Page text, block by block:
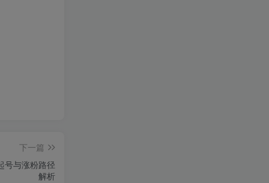
下一篇
号与涨粉路径
解析